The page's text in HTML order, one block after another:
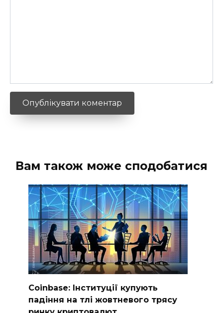
Вам також може сподобатися
Coinbase: Інституції купують
падіння на тлі жовтневого трясу